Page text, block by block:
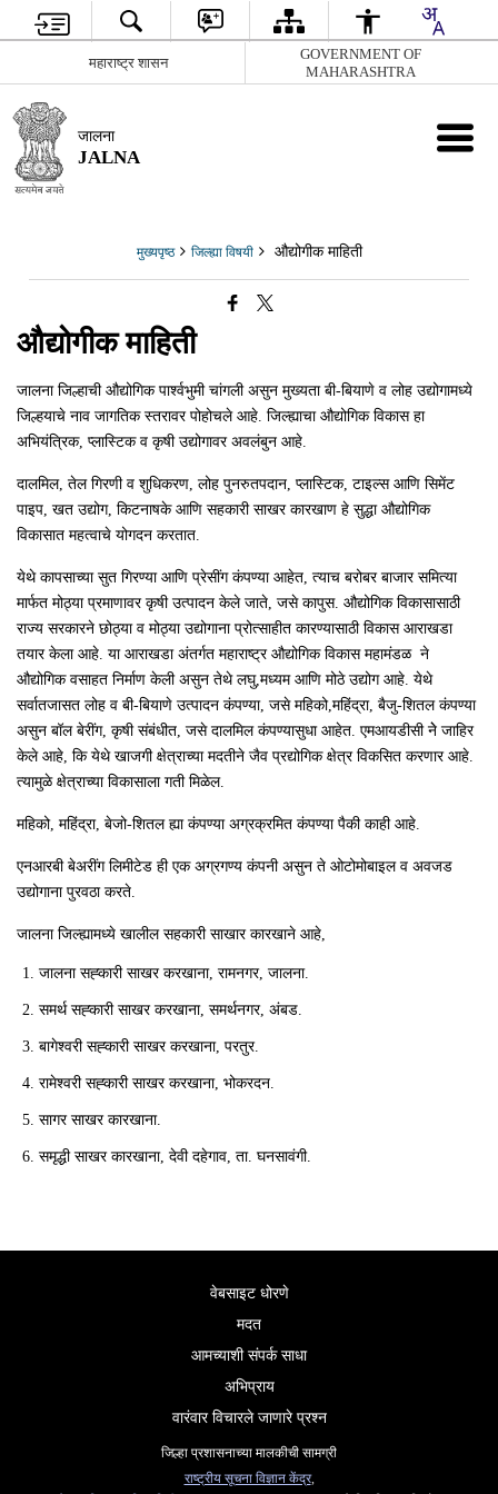
महाराष्ट्र शासन
GOVERNMENT OF
MAHARASHTRA
जालना
JALNA
मुख्यपृष्ठ जिल्ह्या विषयी औद्योगीक माहिती
औद्योगीक माहिती
जालना जिल्हाची औद्योगिक पार्श्वभुमी चांगली असुन मुख्यता बी-बियाणे व लोह उद्योगामध्ये
जिल्हयाचे नाव जागतिक स्तरावर पोहोचले आहे. जिल्ह्याचा औद्योगिक विकास हा
अभियंत्रिक, प्लास्टिक व कृषी उद्योगावर अवलंबुन आहे.
दालमिल, तेल गिरणी व शुधिकरण, लोह पुनरुतपदान, प्लास्टिक, टाइल्स आणि सिमेंट
पाइप, खत उद्योग, किटनाषके आणि सहकारी साखर कारखाण हे सुद्धा औद्योगिक
विकासात महत्वाचे योगदन करतात.
येथे कापसाच्या सुत गिरण्या आणि प्रेसींग कंपण्या आहेत, त्याच बरोबर बाजार समित्या
मार्फत मोठ्या प्रमाणावर कृषी उत्पादन केले जाते, जसे कापुस. औद्योगिक विकासासाठी
राज्य सरकारने छोठ्या व मोठ्या उद्योगाना प्रोत्साहीत कारण्यासाठी विकास आराखडा
तयार केला आहे. या आराखडा अंतर्गत महाराष्ट्र औद्योगिक विकास महामंडळ ने
औद्योगिक वसाहत निर्माण केली असुन तेथे लघु,मध्यम आणि मोठे उद्योग आहे. येथे
सर्वातजासत लोह व बी-बियाणे उत्पादन कंपण्या, जसे महिको,महिंद्रा, बैजु-शितल कंपण्या
असुन बॉल बेरींग, कृषी संबंधीत, जसे दालमिल कंपण्यासुधा आहेत. एमआयडीसी नेे जाहिर
केले आहे, कि येथे खाजगी क्षेत्राच्या मदतीने जैव प्रद्योगिक क्षेत्र विकसित करणार आहे.
त्यामुळे क्षेत्राच्या विकासाला गती मिळेल.
महिको, महिंद्रा, बेजो-शितल ह्या कंपण्या अग्रक्रमित कंपण्या पैकी काही आहे.
एनआरबी बेअरींग लिमीटेड ही एक अग्रगण्य कंपनी असुन ते ओटोमोबाइल व अवजड
उद्योगाना पुरवठा करते.
जालना जिल्ह्यामध्ये खालील सहकारी साखार कारखाने आहे,
जालना सह्कारी साखर करखाना, रामनगर, जालना.
समर्थ सह्कारी साखर करखाना, समर्थनगर, अंबड.
बागेश्वरी सह्कारी साखर करखाना, परतुर.
रामेश्वरी सह्कारी साखर करखाना, भोकरदन.
सागर साखर कारखाना.
समृद्धी साखर कारखाना, देवी दहेगाव, ता. घनसावंगी.
वेबसाइट धोरणे
मदत
आमच्याशी संपर्क साधा
अभिप्राय
वारंवार विचारले जाणारे प्रश्न
जिल्हा प्रशासनाच्या मालकीची सामग्री
राष्ट्रीय सूचना विज्ञान केंद्र,